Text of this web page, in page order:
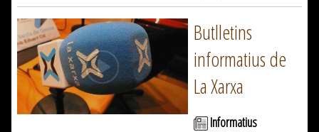
Butlletins
informatius de
La Xarxa
Informatius